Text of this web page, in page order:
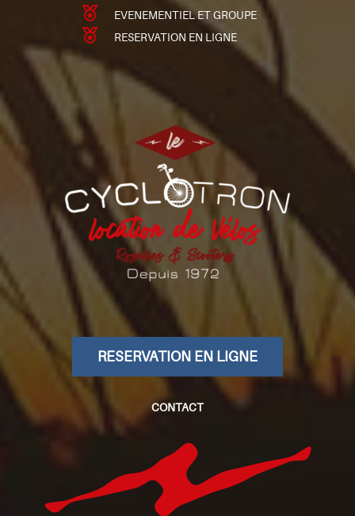
EVENEMENTIEL ET GROUPE
RESERVATION EN LIGNE
RESERVATION EN LIGNE
CONTACT